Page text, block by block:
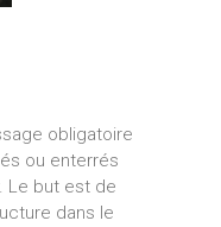
obligatoire
ou enterrés
Le but est de
dans le